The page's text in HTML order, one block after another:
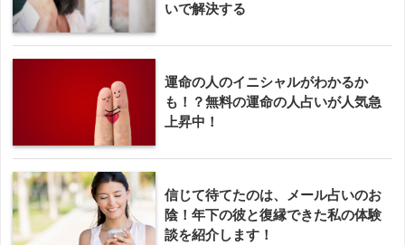
いで解決する
運命の人のイニシャルがわかるか
も！？無料の運命の人占いが人気急
上昇中！
信じて待てたのは、メール占いのお
陰！年下の彼と復縁できた私の体験
談を紹介します！